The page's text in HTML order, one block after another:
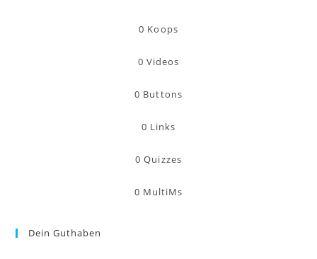
0 Koops
0 Videos
0 Buttons
0 Links
0 Quizzes
0 MultiMs
Dein Guthaben